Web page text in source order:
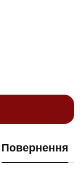
Повернення